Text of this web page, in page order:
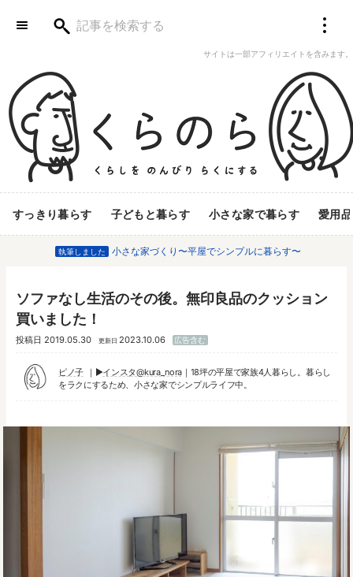
サイトは一部アフィリエイトを含みます。
すっきり暮らす 子どもと暮らす 小さな家で暮らす 愛用品
執筆しました 小さな家づくり〜平屋でシンプルに暮らす〜
ソファなし生活のその後。無印良品のクッション
買いました！
投稿日 2019.05.30 更新日 2023.10.06 広告含む
ピノ子 ▶︎インスタ@kura_nora｜18坪の平屋で家族4人暮らし。暮らし
をラクにするため、小さな家でシンプルライフ中。